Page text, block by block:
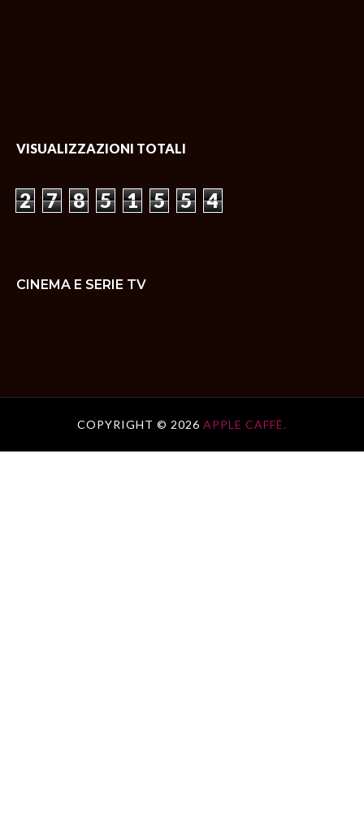
VISUALIZZAZIONI TOTALI
2 7 8 5 1 5 5 4
CINEMA E SERIE TV
COPYRIGHT © 2026 APPLE CAFFÈ.